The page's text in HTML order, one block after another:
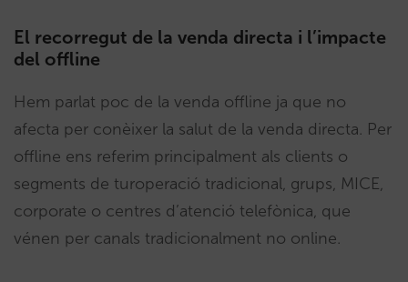
El recorregut de la venda directa i l’impacte
del offline
Hem parlat poc de la venda offline ja que no
afecta per conèixer la salut de la venda directa. Per
offline ens referim principalment als clients o
segments de turoperació tradicional, grups, MICE,
corporate o centres d’atenció telefònica, que
vénen per canals tradicionalment no online.